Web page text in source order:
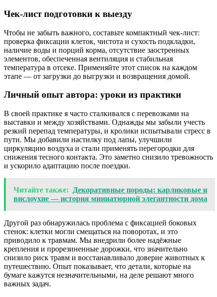
Чек-лист подготовки к выезду
Чтобы не забыть важного, составьте компактный чек-лист:
проверка фиксации клеток, чистота и сухость подкладки,
наличие воды и порций корма, отсутствие заостренных
элементов, обеспеченная вентиляция и стабильная
температура в отсеке. Применяйте этот список на каждом
этапе — от загрузки до выгрузки и возвращения домой.
Личный опыт автора: уроки из практики
В своей практике я часто сталкивался с перевозками на
выставки и между хозяйствами. Однажды мы забыли учесть
резкий перепад температуры, и кролики испытывали стресс в
пути. Мы добавили настилку под лапы, улучшили
циркуляцию воздуха и стали применять перегородки для
снижения тесного контакта. Это заметно снизило тревожность
и ускорило адаптацию после поездки.
Читайте также:
Декоративные породы: карликовые и
вислоухие — история миниатюрной элегантности дома
Другой раз обнаружилась проблема с фиксацией боковых
стенок: клетки могли смещаться на поворотах, и это
приводило к травмам. Мы внедрили более надёжные
крепления и прорезиненные дорожки, что значительно
снизило риск травм и восстанавливало доверие животных к
путешествию. Опыт показывает, что детали, которые на
бумаге кажутся незначительными, на деле решают много
важных задач.